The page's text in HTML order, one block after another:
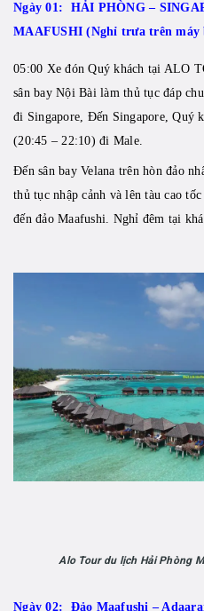
Ngày 01: HẢI PHÒNG –
MAAFUSHI (Nghỉ trưa trên máy
05:00 Xe đón Quý khách tại ALO
sân bay Nội Bài làm thủ tục đáp
đi Singapore, Đến Singapore, Quý
(20:45 – 22:10) đi Male.
Đến sân bay Velana trên hòn đảo
thủ tục nhập cảnh và lên tàu cao
đến đảo Maafushi. Nghỉ đêm tại
Alo Tour du lịch Hải Phòng
Ngày 02: Đảo Maafushi –